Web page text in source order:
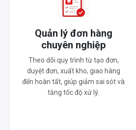
Quản lý đơn hàng
chuyên nghiệp
Theo dõi quy trình từ tạo đơn,
duyệt đơn, xuất kho, giao hàng
đến hoàn tất, giúp giảm sai sót và
tăng tốc độ xử lý.